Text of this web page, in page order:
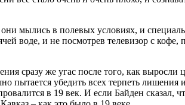
мылись в полевых условиях, и
воде, и не посмотрев телевизор с кофе,
сразу же угас после того, как выросли
пытается убедить всех терпеть лишения
в 19 век. И если Байден сказал,